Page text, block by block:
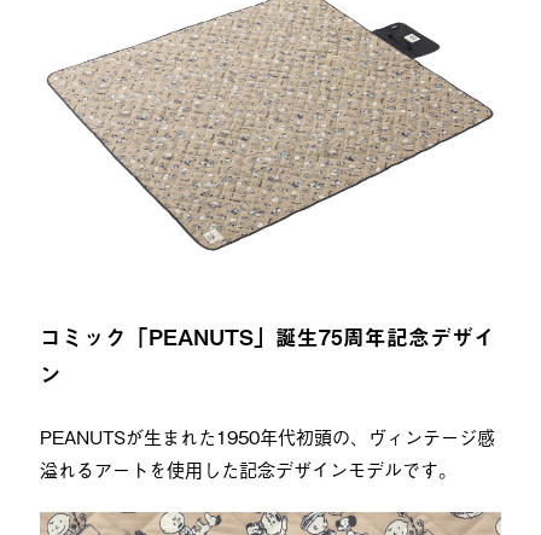
コミック「PEANUTS」誕生75周年記念デザイ
ン
PEANUTSが生まれた1950年代初頭の、ヴィンテージ感
溢れるアートを使用した記念デザインモデルです。